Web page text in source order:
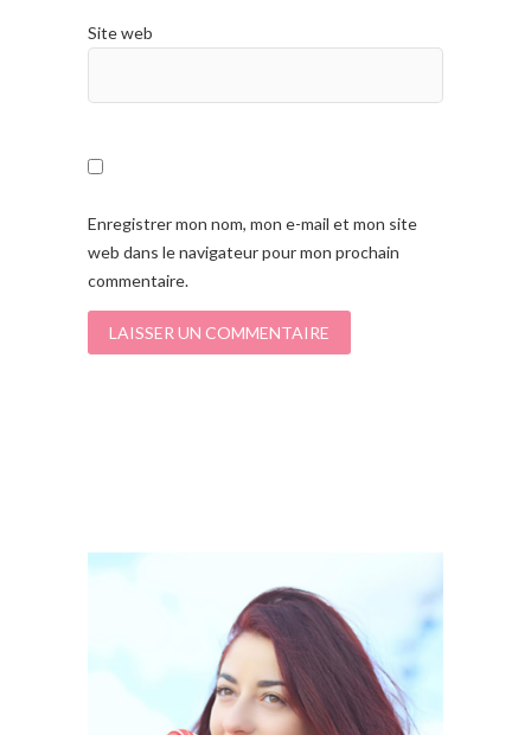
Site web
Enregistrer mon nom, mon e-mail et mon site
web dans le navigateur pour mon prochain
commentaire.